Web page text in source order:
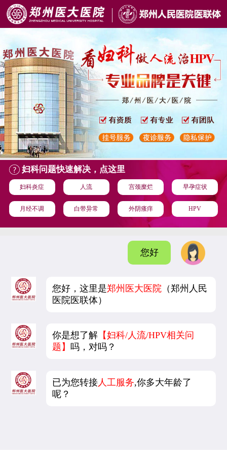
妇科问题快速解决，点这里
妇科炎症 人流 宫颈糜烂 早孕症状
月经不调 白带异常 外阴瘙痒 HPV
您好
您好，这里是郑州医大医院 （郑州人民
医院医联体）
你是想了解 【妇科/人流/HPV相关问
题】吗，对吗？
已为您转接 人工服务,你多大年龄了
呢？